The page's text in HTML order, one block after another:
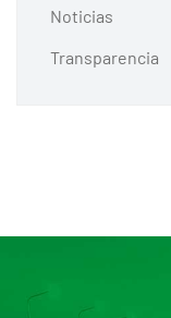
Noticias
Transparencia